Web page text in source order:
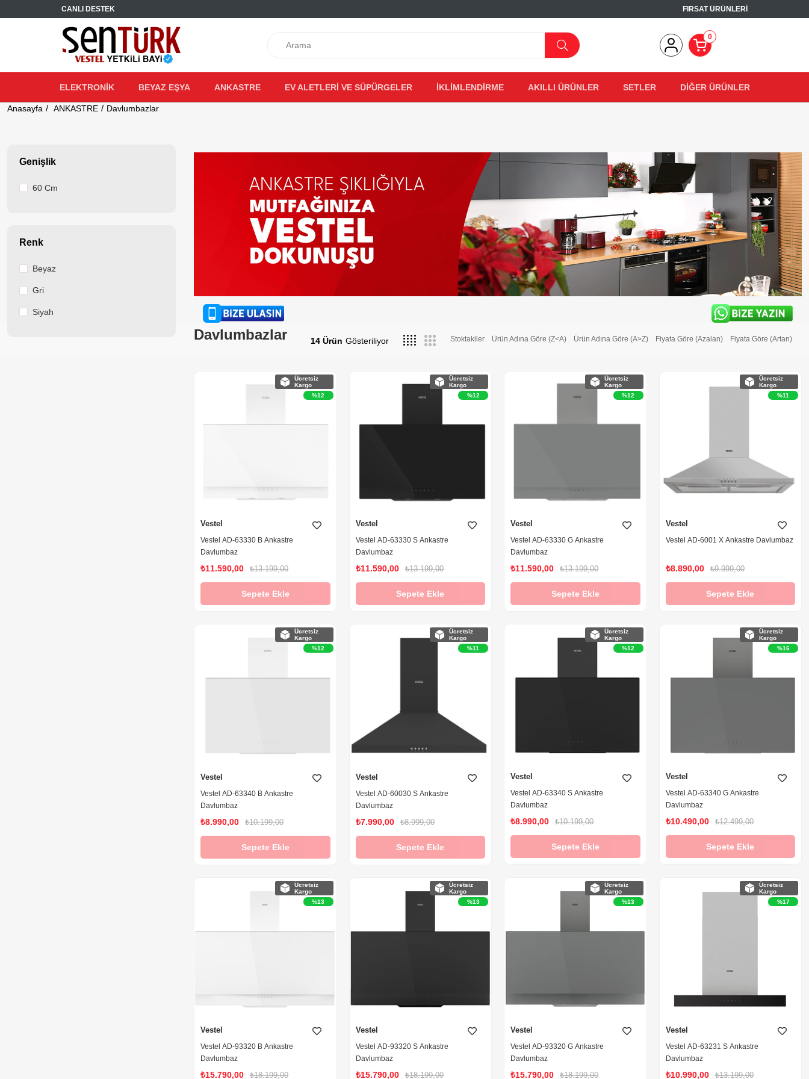
CANLI DESTEK FIRSAT ÜRÜNLERİ
0
ELEKTRONİK BEYAZ EŞYA ANKASTRE EV ALETLERİ VE SÜPÜRGELER İKLİMLENDİRME AKILLI ÜRÜNLER SETLER DİĞER ÜRÜNLER
Anasayfa ANKASTRE Davlumbazlar
Genişlik
60 Cm
Renk
Beyaz
Gri
Siyah
Davlumbazlar Fiyata Göre (Artan)
Fiyata Göre (Azalan)
Ürün Adına Göre (A>Z)
Ürün Adına Göre (Z<A)
Stoktakiler
14 Ürün
Vestel
Vestel AD-63330 B Ankastre
Davlumbaz
₺11.590,00 ₺13.199,00
Sepete Ekle
Ücretsiz
Kargo
%12
Vestel
Vestel AD-63330 S Ankastre
Davlumbaz
₺11.590,00 ₺13.199,00
Sepete Ekle
Ücretsiz
Kargo
%12
Vestel
Vestel AD-63330 G Ankastre
Davlumbaz
₺11.590,00 ₺13.199,00
Sepete Ekle
Ücretsiz
Kargo
%12
Vestel
Vestel AD-6001 X Ankastre Davlumbaz
₺8.890,00 ₺9.999,00
Sepete Ekle
Ücretsiz
Kargo
%11
Vestel
Vestel AD-63340 B Ankastre
Davlumbaz
₺8.990,00 ₺10.199,00
Sepete Ekle
Ücretsiz
Kargo
%12
Vestel
Vestel AD-60030 S Ankastre
Davlumbaz
₺7.990,00 ₺8.999,00
Sepete Ekle
Ücretsiz
Kargo
%11
Vestel
Vestel AD-63340 S Ankastre
Davlumbaz
₺8.990,00 ₺10.199,00
Sepete Ekle
Ücretsiz
Kargo
%12
Vestel
Vestel AD-63340 G Ankastre
Davlumbaz
₺10.490,00 ₺12.499,00
Sepete Ekle
Ücretsiz
Kargo
%16
Vestel
Vestel AD-93320 B Ankastre
Davlumbaz
₺15.790,00 ₺18.199,00
Ücretsiz
Kargo
%13
Vestel
Vestel AD-93320 S Ankastre
Davlumbaz
₺15.790,00 ₺18.199,00
Ücretsiz
Kargo
%13
Vestel
Vestel AD-93320 G Ankastre
Davlumbaz
₺15.790,00 ₺18.199,00
Ücretsiz
Kargo
%13
Vestel
Vestel AD-63231 S Ankastre
Davlumbaz
₺10.990,00 ₺13.199,00
Ücretsiz
Kargo
%17